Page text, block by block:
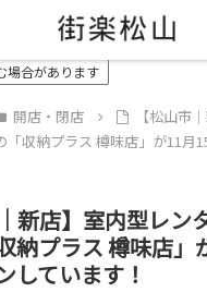
の街を“オモシロク”する地域情
場合があります
開店・閉店
【松山市
「収納プラス 樽味店」が11月
新店】室内型レン
納プラス 樽味店」
しています！